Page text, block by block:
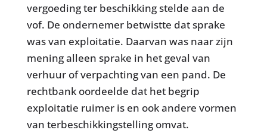
vergoeding ter beschikking stelde aan de
vof. De ondernemer betwistte dat sprake
was van exploitatie. Daarvan was naar zijn
mening alleen sprake in het geval van
verhuur of verpachting van een pand. De
rechtbank oordeelde dat het begrip
exploitatie ruimer is en ook andere vormen
van terbeschikkingstelling omvat.